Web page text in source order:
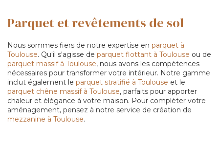
Parquet et revêtements de sol
Nous sommes fiers de notre expertise en parquet à
Toulouse. Qu'il s'agisse de parquet flottant à Toulouse ou de
parquet massif à Toulouse, nous avons les compétences
nécessaires pour transformer votre intérieur. Notre gamme
inclut également le parquet stratifié à Toulouse et le
parquet chêne massif à Toulouse, parfaits pour apporter
chaleur et élégance à votre maison. Pour compléter votre
aménagement, pensez à notre service de création de
mezzanine à Toulouse.